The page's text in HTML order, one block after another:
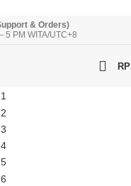
& Orders)
5 PM WITA/UTC+8
RP